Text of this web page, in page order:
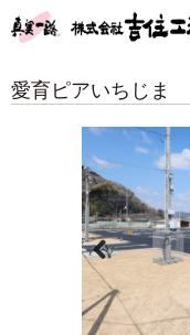
愛育ピアいちじま
Previous